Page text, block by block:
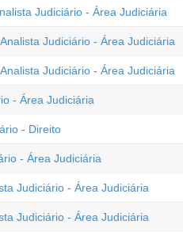
Judiciário - Área Judiciária
Judiciário - Área Judiciária
Judiciário - Área Judiciária
- Área Judiciária
- Direito
- Área Judiciária
Judiciário - Área Judiciária
Judiciário - Área Judiciária